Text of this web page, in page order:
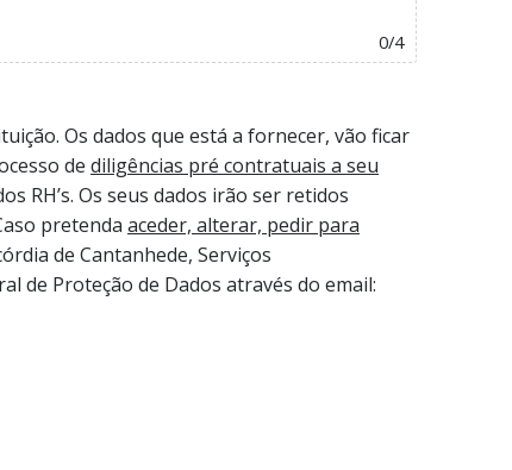
0/4
Os dados que está a fornecer, vão ficar
de diligências pré contratuais a seu
RH’s. Os seus dados irão ser retidos
pretenda aceder, alterar, pedir para
de Cantanhede, Serviços
de Proteção de Dados através do email: